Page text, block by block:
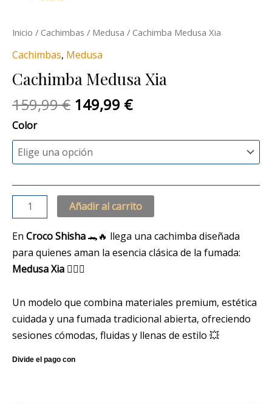
Inicio / Cachimbas / Medusa / Cachimba Medusa Xia
Cachimbas, Medusa
Cachimba Medusa Xia
159,99€ 149,99 €
Color
Añadir al carrito
En Croco Shisha🐊🔥 llega una cachimba diseñada
para quienes aman la esencia clásica de la fumada:
Medusa Xia 😮‍💨💚
Un modelo que combina materiales premium, estética
cuidada y una fumada tradicional abierta, ofreciendo
sesiones cómodas, fluidas y llenas de estilo 💥